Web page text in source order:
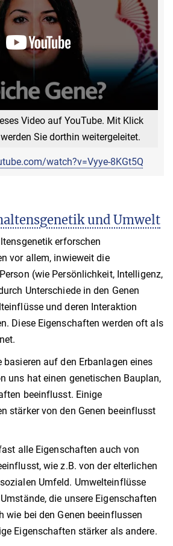
Video auf YouTube. Mit Klick
Sie dorthin weitergeleitet.
watch?v=Vyye-8KGt5Q
und Umwelt
erforschen
vor allem, inwieweit die
(wie Persönlichkeit, Intelligenz,
Unterschiede in den Genen
und deren Interaktion
Diese Eigenschaften werden oft als
basieren auf den Erbanlagen eines
uns hat einen genetischen Bauplan,
beeinflusst. Einige
stärker von den Genen beeinflusst
alle Eigenschaften auch von
wie z.B. von der elterlichen
Umfeld. Umwelteinflüsse
die unsere Eigenschaften
wie bei den Genen beeinflussen
Eigenschaften stärker als andere.